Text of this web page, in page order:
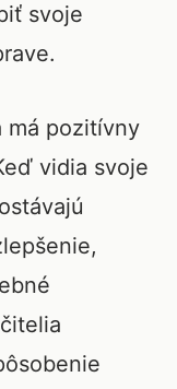
svoje
má pozitívny
vidia svoje